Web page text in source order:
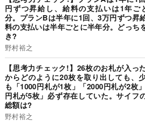
円ずつ昇給し、給料の支払いは1年ご
分。プランBは半年に1回、3万円ずつ昇
料の支払いは半年ごとに半年分。どっち
き?
野村裕之
【思考力チェック!】26枚のお札が入っ
からどのように20枚を取り出しても、
も「1000円札が1枚」「2000円札が2枚
円札が5枚」必ず存在していた。サイフ
総額は?
野村裕之